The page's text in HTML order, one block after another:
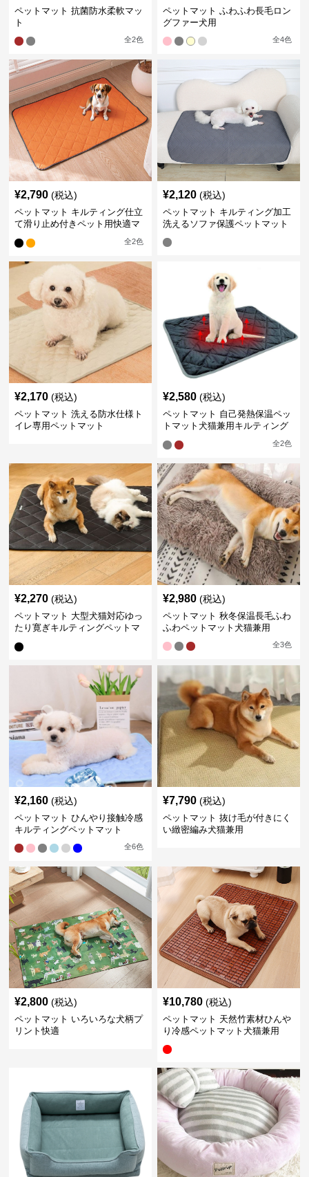
ペットマット 抗菌防水柔軟マッ
ト
全2色
ペットマット ふわふわ長毛ロン
グファー犬用
全4色
¥2,790 (税込)
ペットマット キルティング仕立
て滑り止め付きペット用快適マ
全2色
¥2,120 (税込)
ペットマット キルティング加工
洗えるソファ保護ペットマット
¥2,170 (税込)
ペットマット 洗える防水仕様ト
イレ専用ペットマット
¥2,580 (税込)
ペットマット 自己発熱保温ペッ
トマット犬猫兼用キルティング
全2色
¥2,270 (税込)
ペットマット 大型犬猫対応ゆっ
たり寛ぎキルティングペットマ
¥2,980 (税込)
ペットマット 秋冬保温長毛ふわ
ふわペットマット犬猫兼用
全3色
¥2,160 (税込)
ペットマット ひんやり接触冷感
キルティングペットマット
全6色
¥7,790 (税込)
ペットマット 抜け毛が付きにく
い緻密編み犬猫兼用
¥2,800 (税込)
ペットマット いろいろな犬柄プ
リント快適
¥10,780 (税込)
ペットマット 天然竹素材ひんや
り冷感ペットマット犬猫兼用